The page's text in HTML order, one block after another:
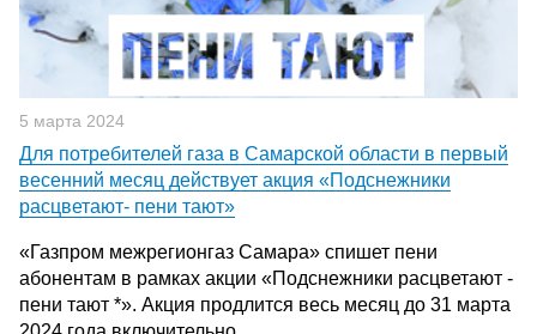
5 марта 2024
Для потребителей газа в Самарской области в первый
весенний месяц действует акция «Подснежники
расцветают- пени тают»
«Газпром межрегионгаз Самара» спишет пени
абонентам в рамках акции «Подснежники расцветают -
пени тают *». Акция продлится весь месяц до 31 марта